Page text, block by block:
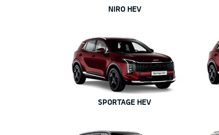
NIRO HEV
SPORTAGE HEV